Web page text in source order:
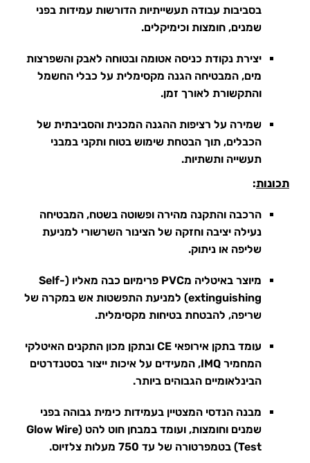
בסביבות עבודה תעשייתיות הדורשות עמידות בפני
שמנים, חומצות וכימיקלים.
יצירת נקודת כניסה אטומה ובטוחה לאבק והשפרצות
מים, המבטיחה הגנה מקסימלית על כבלי החשמל
והתקשורת לאורך זמן.
שמירה על רציפות ההגנה המכנית והסביבתית של
הכבלים, תוך הבטחת שימוש בטוח ותקני במבני
תעשייה ותשתיות.
תכונות:
הרכבה והתקנה מהירה ופשוטה בשטח, המבטיחה
נעילה יציבה וחזקה של הצינור השרשורי למניעת
שליפה או ניתוק.
מיוצר באיטליה מPVC פרימיום כבה מאליו (Self-
extinguishing) למניעת התפשטות אש במקרה של
שריפה, להבטחת בטיחות מקסימלית.
עומד בתקן אירופאי CE ובתקן מכון התקנים האיטלקי
המחמיר IMQ, המעידים על איכות ייצור בסטנדרטים
הבינלאומיים הגבוהים ביותר.
מבנה הנדסי המצטיין בעמידות כימית גבוהה בפני
שמנים וחומצות, ועומד במבחן חוט להט (Glow Wire
Test) בטמפרטורה של עד 750 מעלות צלזיוס.